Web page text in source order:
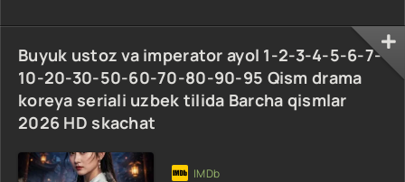
Buyuk ustoz va imperator ayol 1-2-3-4-5-6-7-
10-20-30-50-60-70-80-90-95 Qism drama
koreya seriali uzbek tilida Barcha qismlar
2026 HD skachat